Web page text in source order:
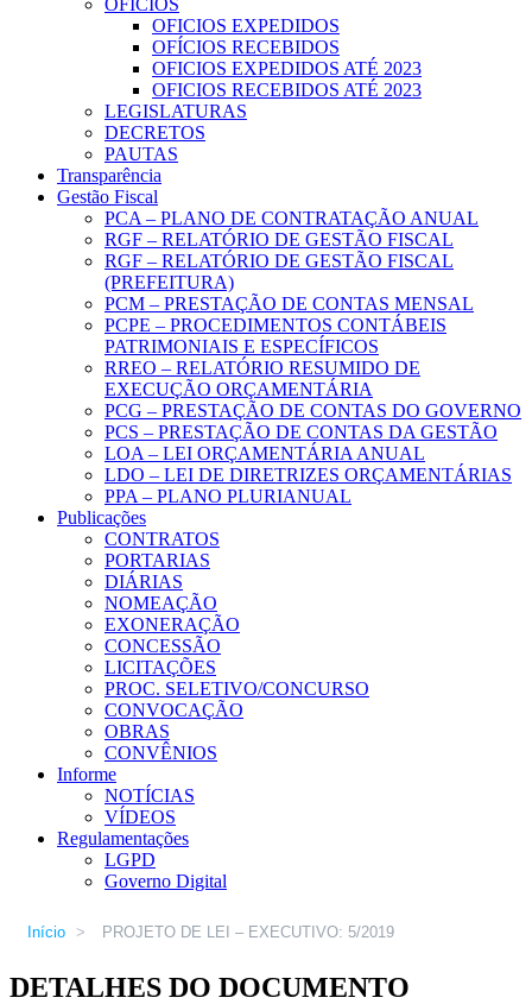
OFICIOS
OFICIOS EXPEDIDOS
OFÍCIOS RECEBIDOS
OFICIOS EXPEDIDOS ATÉ 2023
OFICIOS RECEBIDOS ATÉ 2023
LEGISLATURAS
DECRETOS
PAUTAS
Transparência
Gestão Fiscal
PCA – PLANO DE CONTRATAÇÃO ANUAL
RGF – RELATÓRIO DE GESTÃO FISCAL
RGF – RELATÓRIO DE GESTÃO FISCAL
(PREFEITURA)
PCM – PRESTAÇÃO DE CONTAS MENSAL
PCPE – PROCEDIMENTOS CONTÁBEIS
PATRIMONIAIS E ESPECÍFICOS
RREO – RELATÓRIO RESUMIDO DE
EXECUÇÃO ORÇAMENTÁRIA
PCG – PRESTAÇÃO DE CONTAS DO GOVERNO
PCS – PRESTAÇÃO DE CONTAS DA GESTÃO
LOA – LEI ORÇAMENTÁRIA ANUAL
LDO – LEI DE DIRETRIZES ORÇAMENTÁRIAS
PPA – PLANO PLURIANUAL
Publicações
CONTRATOS
PORTARIAS
DIÁRIAS
NOMEAÇÃO
EXONERAÇÃO
CONCESSÃO
LICITAÇÕES
PROC. SELETIVO/CONCURSO
CONVOCAÇÃO
OBRAS
CONVÊNIOS
Informe
NOTÍCIAS
VÍDEOS
Regulamentações
LGPD
Governo Digital
Início > PROJETO DE LEI – EXECUTIVO: 5/2019
DETALHES DO DOCUMENTO